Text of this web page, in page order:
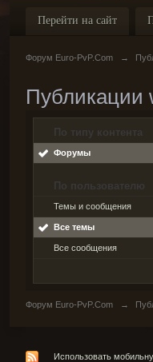
Перейти на сайт
Форум Euro-PvP.Com →
Публикации
По типу контента
Форумы
По пользователю
Темы и сообщения
Все темы
Все сообщения
Форум Euro-PvP.Com →
Использовать